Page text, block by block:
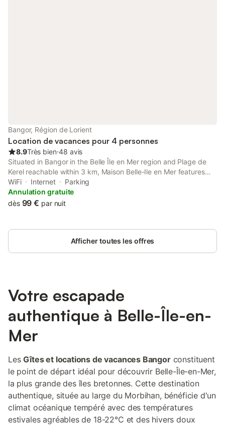
Bangor, Région de Lorient
Location de vacances pour 4 personnes
8.9Très bien⋅48 avis
Situated in Bangor in the Belle Île en Mer region and Plage de
Kerel reachable within 3 km, Maison Belle-Ile en Mer features
accommodation with free WiFi, barbecue facilities, a garden and
free private parking.
WiFi Internet
Parking
Annulation gratuite
dès 99 € par nuit
Afficher toutes les offres
Votre escapade
authentique à Belle-Île-en-
Mer
LesGîtes et locations de vacances Bangorconstituent
le point de départ idéal pour découvrir Belle-Île-en-Mer,
la plus grande des îles bretonnes. Cette destination
authentique, située au large du Morbihan, bénéficie d'un
climat océanique tempéré avec des températures
estivales agréables de 18-22°C et des hivers doux